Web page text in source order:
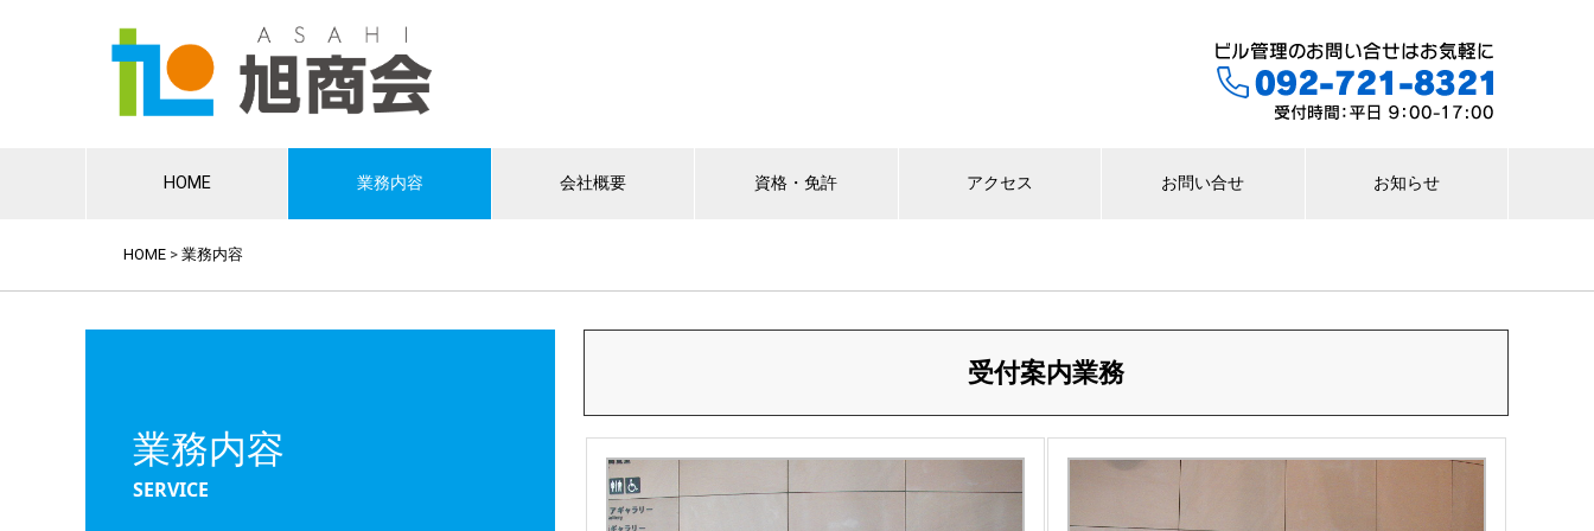
HOME 業務内容 会社概要 資格・免許 アクセス お問い合せ お知らせ
HOME > 業務内容
受付案内業務
業務内容
SERVICE